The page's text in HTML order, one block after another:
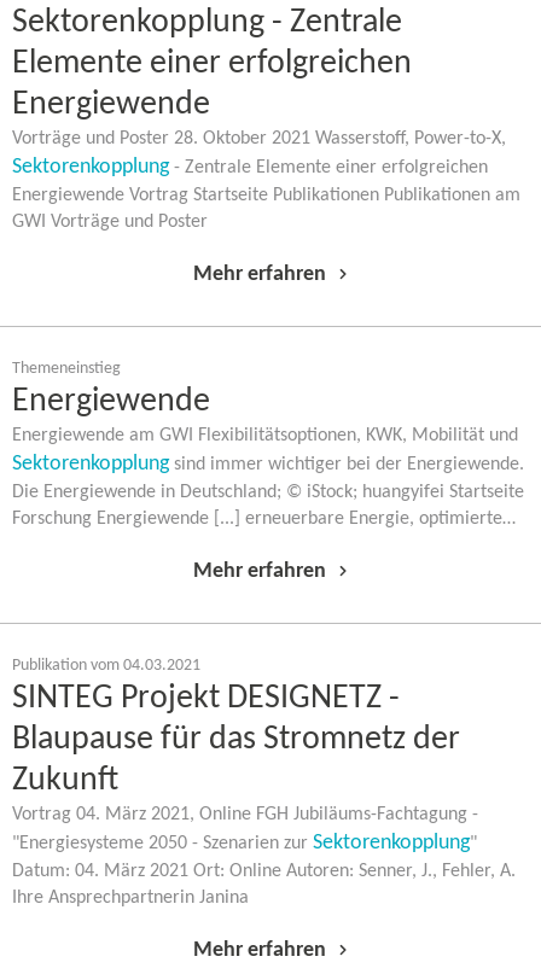
Sektorenkopplung - Zentrale
Elemente einer erfolgreichen
Energiewende
Vorträge und Poster 28. Oktober 2021 Wasserstoff, Power-​to-X,
Sektorenkopplung- Zentrale Elemente einer erfolgreichen
Energiewende Vortrag Startseite Publikationen Publikationen am
GWI Vorträge und Poster
Mehr erfahren
Themeneinstieg
Energiewende
Energiewende am GWI Flexibilitätsoptionen, KWK, Mobilität und
Sektorenkopplungsind immer wichtiger bei der Energiewende.
Die Energiewende in Deutschland; © iStock; huangyifei Startseite
Forschung Energiewende [...] erneuerbare Energie, optimierte…
Mehr erfahren
Publikation vom 04.03.2021
SINTEG Projekt DESIGNETZ -
Blaupause für das Stromnetz der
Zukunft
Vortrag 04. März 2021, Online FGH Jubiläums-​Fachtagung -
"Energiesysteme 2050 - Szenarien zur Sektorenkopplung"
Datum: 04. März 2021 Ort: Online Autoren: Senner, J., Fehler, A.
Ihre Ansprechpartnerin Janina
Mehr erfahren